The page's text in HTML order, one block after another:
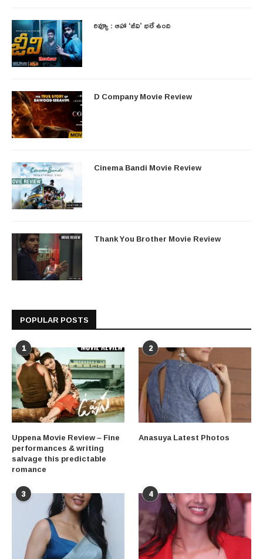
రివ్యూ : ఆహా ‘జీవి’ భలే ఉంది
D Company Movie Review
Cinema Bandi Movie Review
Thank You Brother Movie Review
POPULAR POSTS
1
Uppena Movie Review – Fine
performances & writing
salvage this predictable
romance
2
Anasuya Latest Photos
3 4